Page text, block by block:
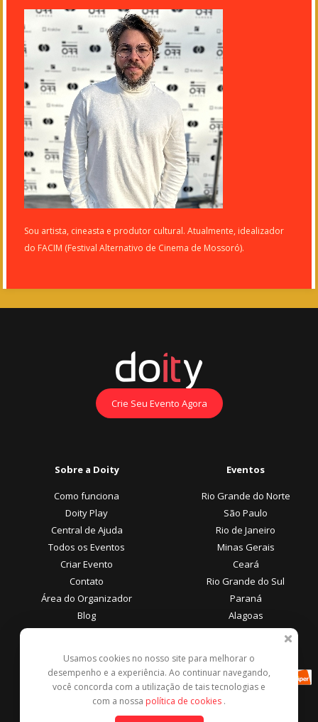
Sou artista, cineasta e produtor cultural. Atualmente, idealizador
do FACIM (Festival Alternativo de Cinema de Mossoró).
Crie Seu Evento Agora
Sobre a Doity
Como funciona
Doity Play
Central de Ajuda
Todos os Eventos
Criar Evento
Contato
Área do Organizador
Blog
Eventos
Rio Grande do Norte
São Paulo
Rio de Janeiro
Minas Gerais
Ceará
Rio Grande do Sul
Paraná
Alagoas
Área do Participante
Central de Ajuda
Denunciar este evento
Formas de Pagamento
Usamos cookies no nosso site para melhorar o
desempenho e a experiência. Ao continuar navegando,
você concorda com a utilização de tais tecnologias e
com a nossa política de cookies .